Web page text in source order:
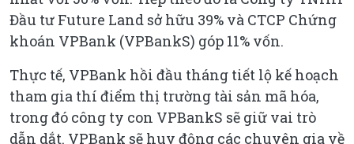
Đầu tư Future Land sở hữu 39% và CTCP Chứng
khoán VPBank (VPBankS) góp 11% vốn.
Thực tế, VPBank hồi đầu tháng tiết lộ kế hoạch
tham gia thí điểm thị trường tài sản mã hóa,
trong đó công ty con VPBankS sẽ giữ vai trò
dẫn dắt. VPBank sẽ huy động các chuyên gia về